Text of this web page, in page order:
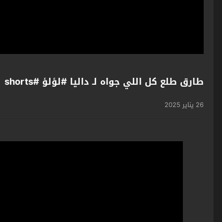
طارق طلع كل اللي جواه لـ داليا #لؤلؤ #shorts
26 يناير 2025